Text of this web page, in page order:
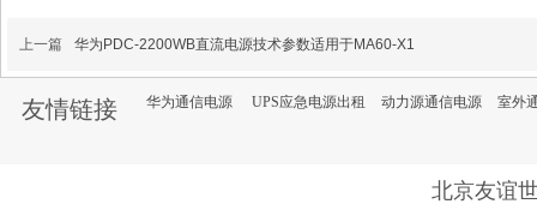
上一篇 华为PDC-2200WB直流电源技术参数适用于MA60-X1
友情链接 华为通信电源 室外
动力源通信电源
UPS应急电源出租
北京友谊